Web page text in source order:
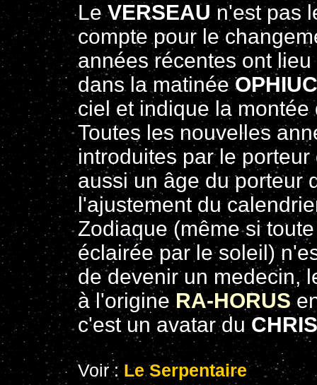
LeVERSEAU n'est pas
compte pour le
années récentes ont
dans la matinée
ciel et indique la
Toutes les nouvelles
introduites par le
aussi un âge du porteur
l'ajustement du
Zodiaque (même si
éclairée par le soleil)
de devenir un medecin,
à l'origineRA-HORUS
c'est un avatar du
Voir : Le Serpentaire